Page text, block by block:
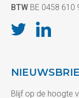
BTW BE 0458 610
Blijf op de hoogte